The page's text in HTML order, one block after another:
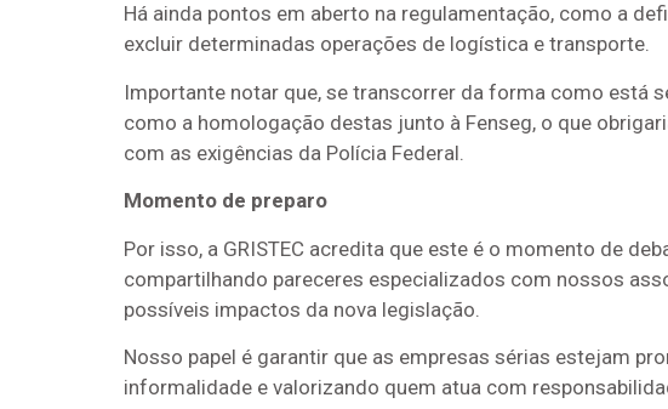
Há ainda pontos em aberto na regulamentação, como a
excluir determinadas operações de logística e transporte.
Importante notar que, se transcorrer da forma como está
como a homologação destas junto à Fenseg, o que
com as exigências da Polícia Federal.
Momento de preparo
Por isso, a GRISTEC acredita que este é o momento de
compartilhando pareceres especializados com nossos
possíveis impactos da nova legislação.
Nosso papel é garantir que as empresas sérias estejam
informalidade e valorizando quem atua com